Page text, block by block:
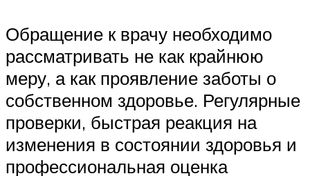
Обращение к врачу необходимо
рассматривать не как крайнюю
меру, а как проявление заботы о
собственном здоровье. Регулярные
проверки, быстрая реакция на
изменения в состоянии здоровья и
профессиональная оценка